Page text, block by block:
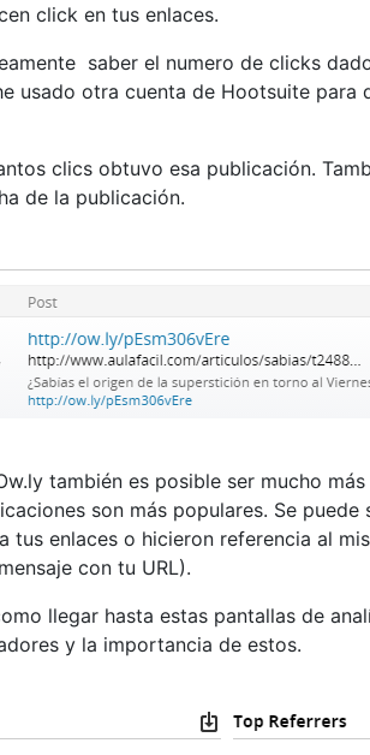
click en tus enlaces.
saber el numero de clicks
usado otra cuenta de Hootsuite para
clics obtuvo esa publicación.
de la publicación.
también es posible ser mucho
son más populares. Se
tus enlaces o hicieron referencia al
con tu URL).
llegar hasta estas pantallas de
y la importancia de estos.